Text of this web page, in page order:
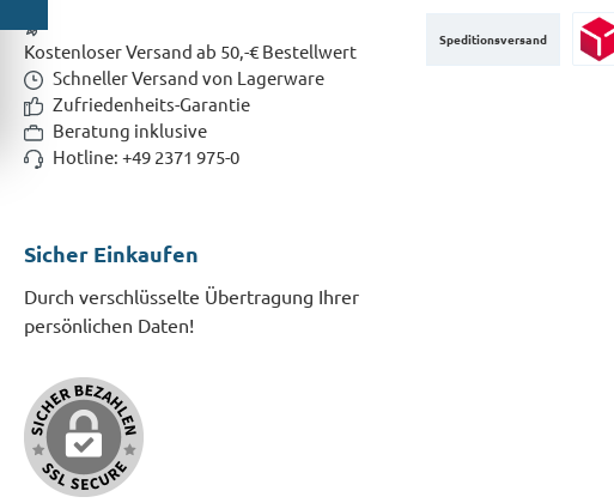
Kostenloser Versand ab 50,-€ Bestellwert
Schneller Versand von Lagerware
Zufriedenheits-Garantie
Beratung inklusive
Hotline: +49 2371 975-0
Speditionsversand
Sicher Einkaufen
Durch verschlüsselte Übertragung Ihrer
persönlichen Daten!